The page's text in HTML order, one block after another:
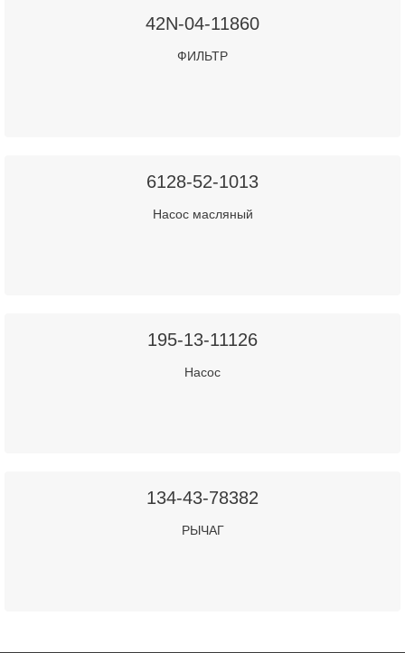
42N-04-11860
ФИЛЬТР
6128-52-1013
Насос масляный
195-13-11126
Насос
134-43-78382
РЫЧАГ